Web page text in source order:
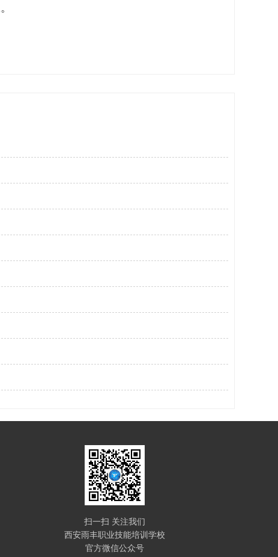
扫一扫 关注我们
西安雨丰职业技能培训学校
官方微信公众号